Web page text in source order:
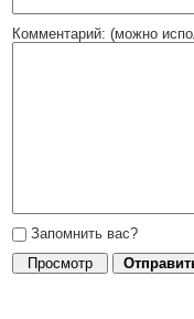
Комментарий: (можно
Запомнить вас?